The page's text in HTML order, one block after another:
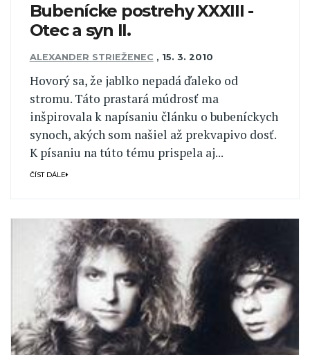
Bubenícke postrehy XXXIII -
Otec a syn II.
ALEXANDER STRIEŽENEC , 15. 3. 2010
Hovorý sa, že jablko nepadá ďaleko od
stromu. Táto prastará múdrosť ma
inšpirovala k napísaniu článku o bubeníckych
synoch, akých som našiel až prekvapivo dosť.
K písaniu na túto tému prispela aj...
ČÍST DÁLE